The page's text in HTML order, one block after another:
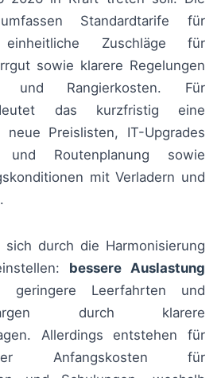
Standardtarife für
einheitliche Zuschläge für
sowie klarere Regelungen
und Rangierkosten. Für
das kurzfristig eine
neue Preislisten, IT-Upgrades
Routenplanung sowie
mit Verladern und
sich durch die Harmonisierung
bessere Auslastung
geringere Leerfahrten und
durch klarere
Allerdings entstehen für
Anfangskosten für